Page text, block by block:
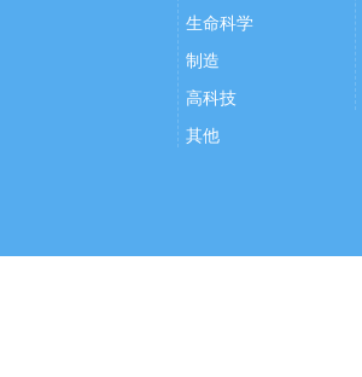
生命科学
制造
高科技
其他